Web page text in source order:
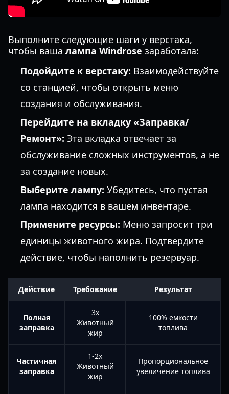
Выполните следующие шаги у верстака,
чтобы ваша лампа Windrose заработала:
Подойдите к верстаку: Взаимодействуйте
со станцией, чтобы открыть меню
создания и обслуживания.
Перейдите на вкладку «Заправка/
Ремонт»: Эта вкладка отвечает за
обслуживание сложных инструментов, а не
за создание новых.
Выберите лампу: Убедитесь, что пустая
лампа находится в вашем инвентаре.
Примените ресурсы: Меню запросит три
единицы животного жира. Подтвердите
действие, чтобы наполнить резервуар.
Действие Требование Результат
Полная
заправка
3x
Животный
жир
100% емкости
топлива
Частичная
заправка
1-2x
Животный
жир
Пропорциональное
увеличение топлива